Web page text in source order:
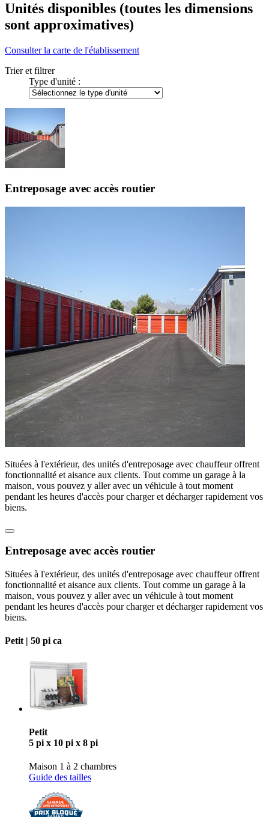
Unités disponibles (toutes les dimensions
sont approximatives)
Consulter la carte de l'établissement
Trier et filtrer
Type d'unité :
Entreposage avec accès routier
Situées à l'extérieur, des unités d'entreposage avec chauffeur offrent
fonctionnalité et aisance aux clients. Tout comme un garage à la
maison, vous pouvez y aller avec un véhicule à tout moment
pendant les heures d'accès pour charger et décharger rapidement vos
biens.
Entreposage avec accès routier
Situées à l'extérieur, des unités d'entreposage avec chauffeur offrent
fonctionnalité et aisance aux clients. Tout comme un garage à la
maison, vous pouvez y aller avec un véhicule à tout moment
pendant les heures d'accès pour charger et décharger rapidement vos
biens.
Petit | 50 pi ca
Petit
5 pi x 10 pi x 8 pi
Maison 1 à 2 chambres
Guide des tailles